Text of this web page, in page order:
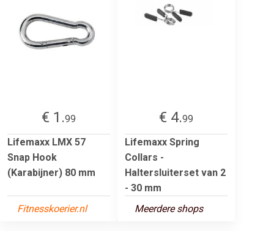
€ 1.99
Lifemaxx LMX 57
Snap Hook
(Karabijner) 80 mm
Fitnesskoerier.nl
€ 4.99
Lifemaxx Spring
Collars -
Haltersluiterset van 2
- 30 mm
Meerdere shops